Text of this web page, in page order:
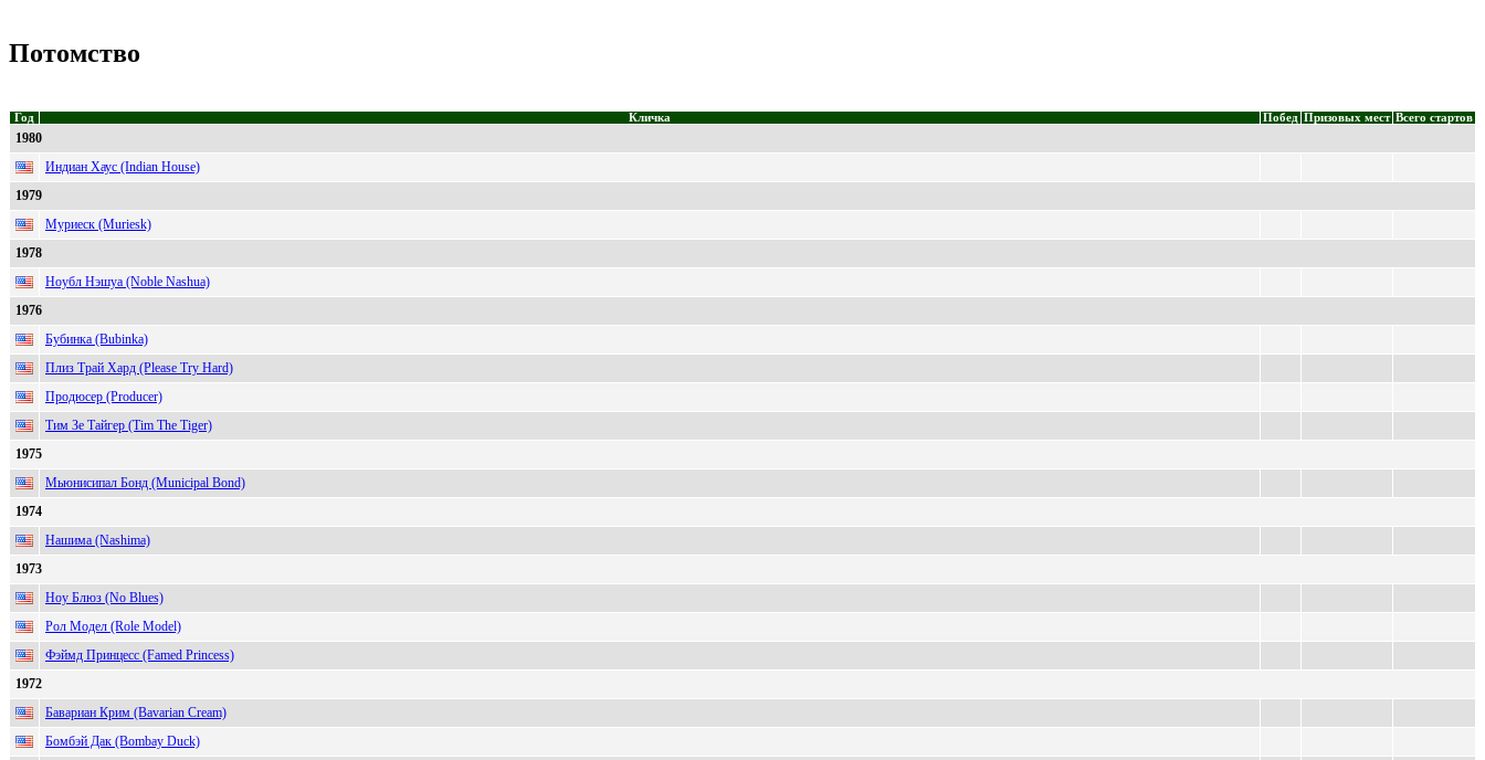
Потомство
Год Кличка Побед Призовых мест Всего стартов
1980
Индиан Хаус (Indian House)
1979
Муриеск (Muriesk)
1978
Ноубл Нэшуа (Noble Nashua)
1976
Бубинка (Bubinka)
Плиз Трай Хард (Please Try Hard)
Продюсер (Producer)
Тим Зе Тайгер (Tim The Tiger)
1975
Мьюнисипал Бонд (Municipal Bond)
1974
Нашима (Nashima)
1973
Ноу Блюз (No Blues)
Рол Модел (Role Model)
Фэймд Принцесс (Famed Princess)
1972
Бавариан Крим (Bavarian Cream)
Бомбэй Дак (Bombay Duck)